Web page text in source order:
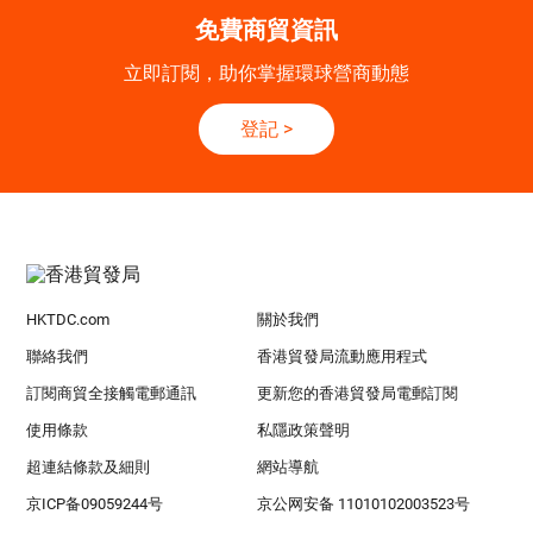
免費商貿資訊
立即訂閱，助你掌握環球營商動態
登記 >
HKTDC.com 關於我們
聯絡我們 香港貿發局流動應用程式
訂閱商貿全接觸電郵通訊 更新您的香港貿發局電郵訂閱
使用條款 私隱政策聲明
超連結條款及細則 網站導航
京ICP备09059244号 京公网安备 11010102003523号